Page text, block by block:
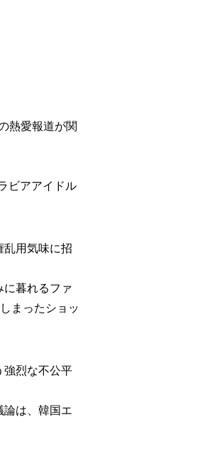
熱愛報道が関
ビアアイドル
乱用気味に招
に暮れるファ
まったショッ
強烈な不公平
論は、韓国エ